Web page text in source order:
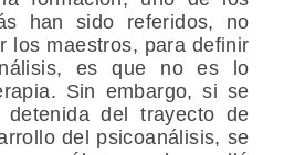
han sido referidos, no
los maestros, para definir
es que no es lo
Sin embargo, si se
del trayecto de
del psicoanálisis, se